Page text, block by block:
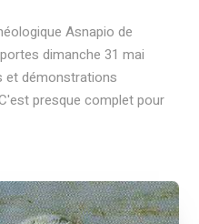
Asnapio de
dimanche 31 mai
et démonstrations
presque complet pour